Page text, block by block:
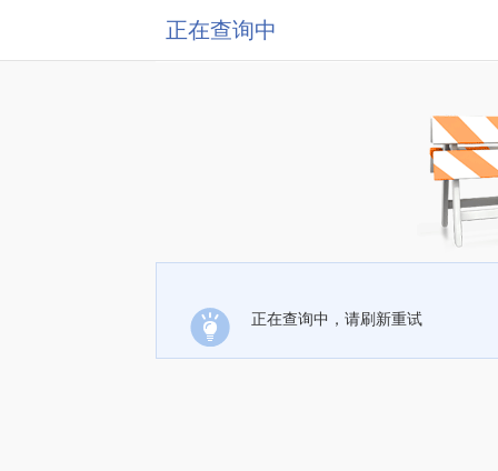
正在查询中
正在查询中，请刷新重试